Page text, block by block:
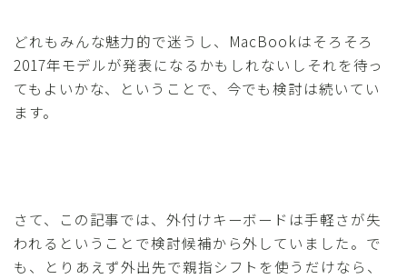
どれもみんな魅力的で迷うし、MacBookはそろそろ
2017年モデルが発表になるかもしれないしそれを待っ
てもよいかな、ということで、今でも検討は続いてい
ます。
さて、この記事では、外付けキーボードは手軽さが失
われるということで検討候補から外していました。で
も、とりあえず外出先で親指シフトを使うだけなら、